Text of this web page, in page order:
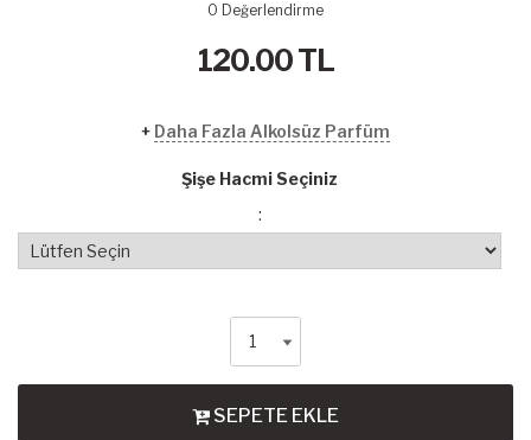
0 Değerlendirme
120.00TL
+ Daha Fazla Alkolsüz Parfüm
Şişe Hacmi Seçiniz
:
SEPETE EKLE